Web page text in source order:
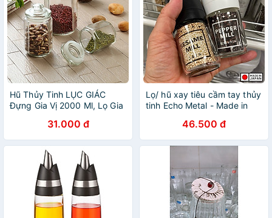
Hũ Thủy Tinh LỤC GIÁC
Đựng Gia Vị 2000 Ml, Lọ Gia
Phẩm Khô,Lọ Muối Dưa-
Hàng Loại 1-Chính Hãng
MINIIN
31.000 đ
Lọ/ hũ xay tiêu cầm tay thủy
tinh Echo Metal - Made in
46.500 đ